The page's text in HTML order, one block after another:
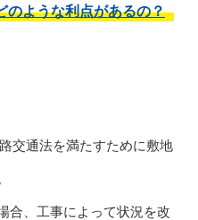
のような利点があるの？
交通法を満たすために敷地
合、工事によって状況を改